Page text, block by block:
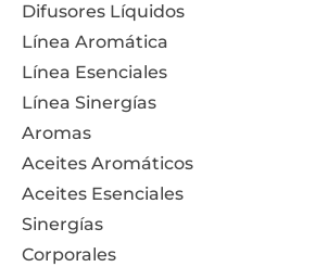
Difusores Líquidos
Línea Aromática
Línea Esenciales
Línea Sinergías
Aromas
Aceites Aromáticos
Aceites Esenciales
Sinergías
Corporales